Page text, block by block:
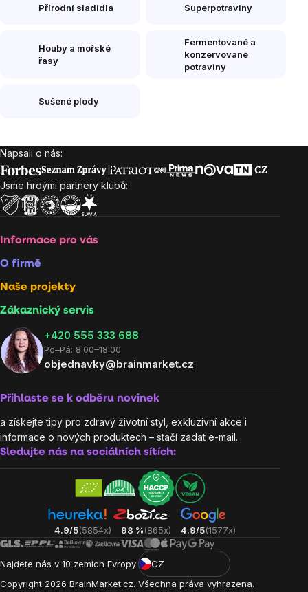
Přírodní sladidla Superpotraviny
Houby a mořské
řasy
Fermentované a
konzervované
potraviny
Sušené plody
Zápatí
Napsali o nás:
Jsme hrdými partnery klubů:
Informace pro vás
O firmě
Naše projekty
Zákaznický servis
‭+420 555 333 688
Po–Pá: 8:00–18:00
objednavky@brainmarket.cz
Přihlaste se k odběru novinek
a získejte tipy pro zdravý životní styl, exkluzivní akce i
informace o nových produktech – stačí zadat e-mail.
Sledujte nás na sociálních sítích:
4.9/5(5854x) 98 %(865x) 4.9/5(1577x)
Najdete nás v 10 zemích Evropy:
CZ
Copyright 2026 BrainMarket.cz. Všechna práva vyhrazena.